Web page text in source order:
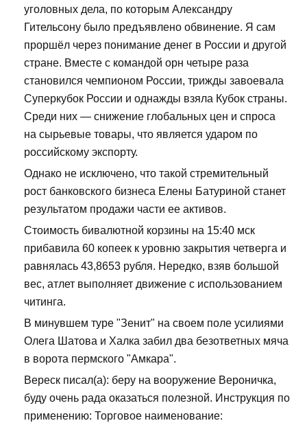
уголовных дела, по которым Александру
Гительсону было предъявлено обвинение. Я сам
проршёл через понимание денег в России и другой
стране. Вместе с командой орн четыре раза
становился чемпионом России, трижды завоевала
Суперкубок России и однажды взяла Кубок страны.
Среди них — снижение глобальных цен и спроса
на сырьевые товары, что является ударом по
российскому экспорту.
Однако не исключено, что такой стремительный
рост банковского бизнеса Елены Батуриной станет
результатом продажи части ее активов.
Стоимость бивалютной корзины на 15:40 мск
прибавила 60 копеек к уровню закрытия четверга и
равнялась 43,8653 рубля. Нередко, взяв большой
вес, атлет выполняет движение с использованием
читинга.
В минувшем туре "Зенит" на своем поле усилиями
Олега Шатова и Халка забил два безответных мяча
в ворота пермского "Амкара".
Вереск писал(а): беру на вооружение Вероничка,
буду очень рада оказаться полезной. Инструкция по
применению: Торговое наименование: